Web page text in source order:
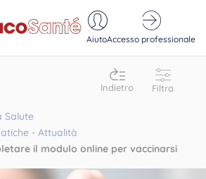
AiutoAccesso professionale
Indietro Filtra
Salute
- Attualità
il modulo online per vaccinarsi